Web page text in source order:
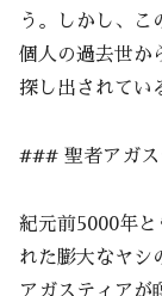
う。しかし、こ
個人の過去世か
探し出されてい
### 聖者アガス
紀元前5000年
れた膨大なヤシ
アガスティアが